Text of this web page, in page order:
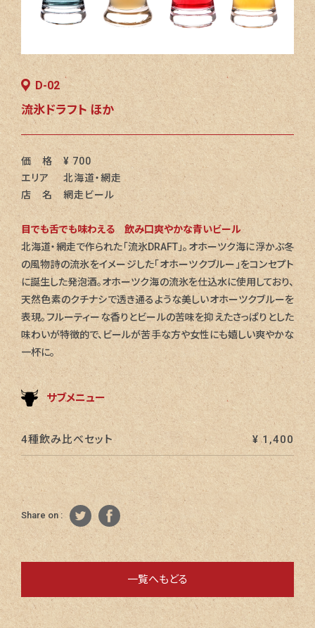
D-02
流氷ドラフト ほか
価 格
¥ 700
エリア
北海道・網走
店 名
網走ビール
目でも舌でも味わえる 飲み口爽やかな青いビール
北海道・網走で作られた「流氷DRAFT」。オホーツク海に浮かぶ冬
の風物詩の流氷をイメージした「オホーツクブルー」をコンセプト
に誕生した発泡酒。オホーツク海の流氷を仕込水に使用しており、
天然色素のクチナシで透き通るような美しいオホーツクブルーを
表現。フルーティーな香りとビールの苦味を抑えたさっぱりとした
味わいが特徴的で、ビールが苦手な方や女性にも嬉しい爽やかな
一杯に。
サブメニュー
4種飲み比べセット ¥ 1,400
Share on :
一覧へもどる